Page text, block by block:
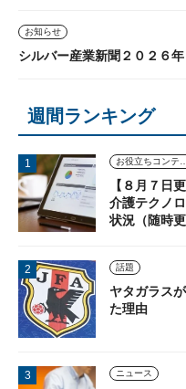
お知らせ
シルバー産業新聞２０２６
週間ランキング
【８月７日
介護テクノ
状況（随時更
話題
ヤタガラス
た理由
ニュース